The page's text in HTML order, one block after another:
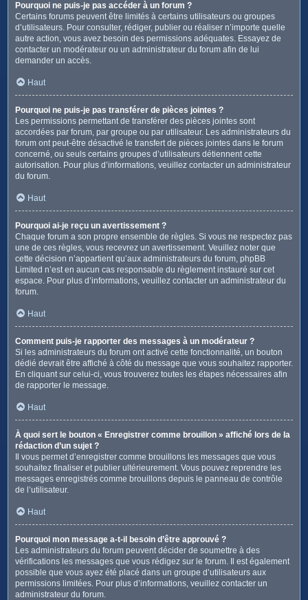
Pourquoi ne puis-je pas accéder à un forum ?
Certains forums peuvent être limités à certains utilisateurs ou groupes
d’utilisateurs. Pour consulter, rédiger, publier ou réaliser n’importe quelle
autre action, vous avez besoin des permissions adéquates. Essayez de
contacter un modérateur ou un administrateur du forum afin de lui
demander un accès.
Haut
Pourquoi ne puis-je pas transférer de pièces jointes ?
Les permissions permettant de transférer des pièces jointes sont
accordées par forum, par groupe ou par utilisateur. Les administrateurs du
forum ont peut-être désactivé le transfert de pièces jointes dans le forum
concerné, ou seuls certains groupes d’utilisateurs détiennent cette
autorisation. Pour plus d’informations, veuillez contacter un administrateur
du forum.
Haut
Pourquoi ai-je reçu un avertissement ?
Chaque forum a son propre ensemble de règles. Si vous ne respectez pas
une de ces règles, vous recevrez un avertissement. Veuillez noter que
cette décision n’appartient qu’aux administrateurs du forum, phpBB
Limited n’est en aucun cas responsable du règlement instauré sur cet
espace. Pour plus d’informations, veuillez contacter un administrateur du
forum.
Haut
Comment puis-je rapporter des messages à un modérateur ?
Si les administrateurs du forum ont activé cette fonctionnalité, un bouton
dédié devrait être affiché à côté du message que vous souhaitez rapporter.
En cliquant sur celui-ci, vous trouverez toutes les étapes nécessaires afin
de rapporter le message.
Haut
À quoi sert le bouton « Enregistrer comme brouillon » affiché lors de la
rédaction d’un sujet ?
Il vous permet d’enregistrer comme brouillons les messages que vous
souhaitez finaliser et publier ultérieurement. Vous pouvez reprendre les
messages enregistrés comme brouillons depuis le panneau de contrôle
de l’utilisateur.
Haut
Pourquoi mon message a-t-il besoin d’être approuvé ?
Les administrateurs du forum peuvent décider de soumettre à des
vérifications les messages que vous rédigez sur le forum. Il est également
possible que vous ayez été placé dans un groupe d’utilisateurs aux
permissions limitées. Pour plus d’informations, veuillez contacter un
administrateur du forum.